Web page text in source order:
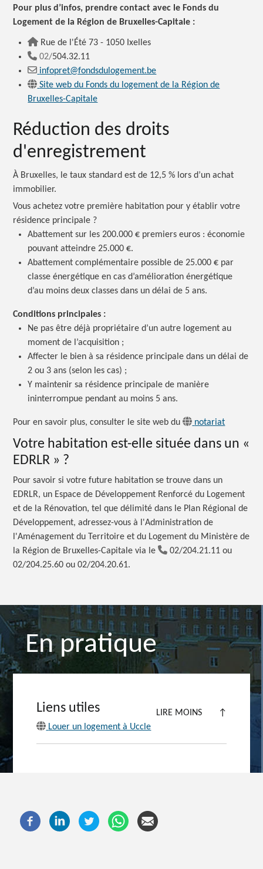
Pour plus d’infos, prendre contact avec le Fonds du
Logement de la Région de Bruxelles-Capitale :
Rue de l'Été 73 - 1050 Ixelles
02/504.32.11
infopret@fondsdulogement.be
Site web du Fonds du logement de la Région de
Bruxelles-Capitale
Réduction des droits
d'enregistrement
À Bruxelles, le taux standard est de 12,5 % lors d’un achat
immobilier.
Vous achetez votre première habitation pour y établir votre
résidence principale ?
Abattement sur les 200.000 € premiers euros : économie
pouvant atteindre 25.000 €.
Abattement complémentaire possible de 25.000 € par
classe énergétique en cas d’amélioration énergétique
d’au moins deux classes dans un délai de 5 ans.
Conditions principales :
Ne pas être déjà propriétaire d’un autre logement au
moment de l’acquisition ;
Affecter le bien à sa résidence principale dans un délai de
2 ou 3 ans (selon les cas) ;
Y maintenir sa résidence principale de manière
ininterrompue pendant au moins 5 ans.
Pour en savoir plus, consulter le site web du notariat
Votre habitation est-elle située dans un «
EDRLR » ?
Pour savoir si votre future habitation se trouve dans un
EDRLR, un Espace de Développement Renforcé du Logement
et de la Rénovation, tel que délimité dans le Plan Régional de
Développement, adressez-vous à l'Administration de
l'Aménagement du Territoire etdu Logement du Ministère de
la Région de Bruxelles-Capitale via le
02/204.21.11 ou
02/204.25.60 ou 02/204.20.61.
En pratique
Liens utiles LIRE MOINS
↑
Louer un logement à Uccle